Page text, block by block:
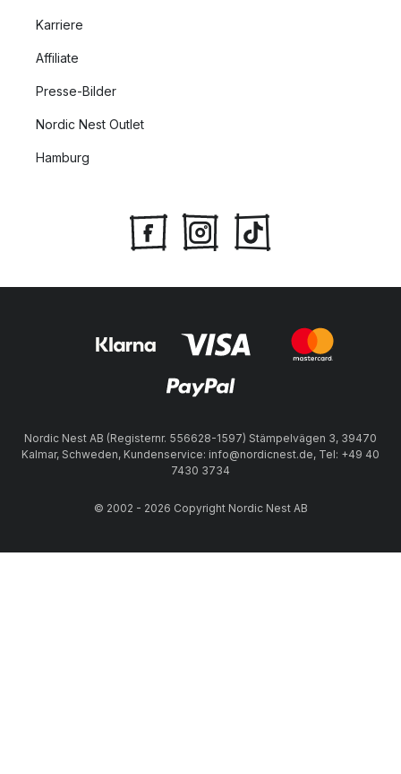
Karriere
Affiliate
Presse-Bilder
Nordic Nest Outlet
Hamburg
Nordic Nest AB (Registernr. 556628-1597) Stämpelvägen 3, 39470
Kalmar, Schweden, Kundenservice: info@nordicnest.de, Tel: +49 40
7430 3734
© 2002 - 2026 Copyright Nordic Nest AB